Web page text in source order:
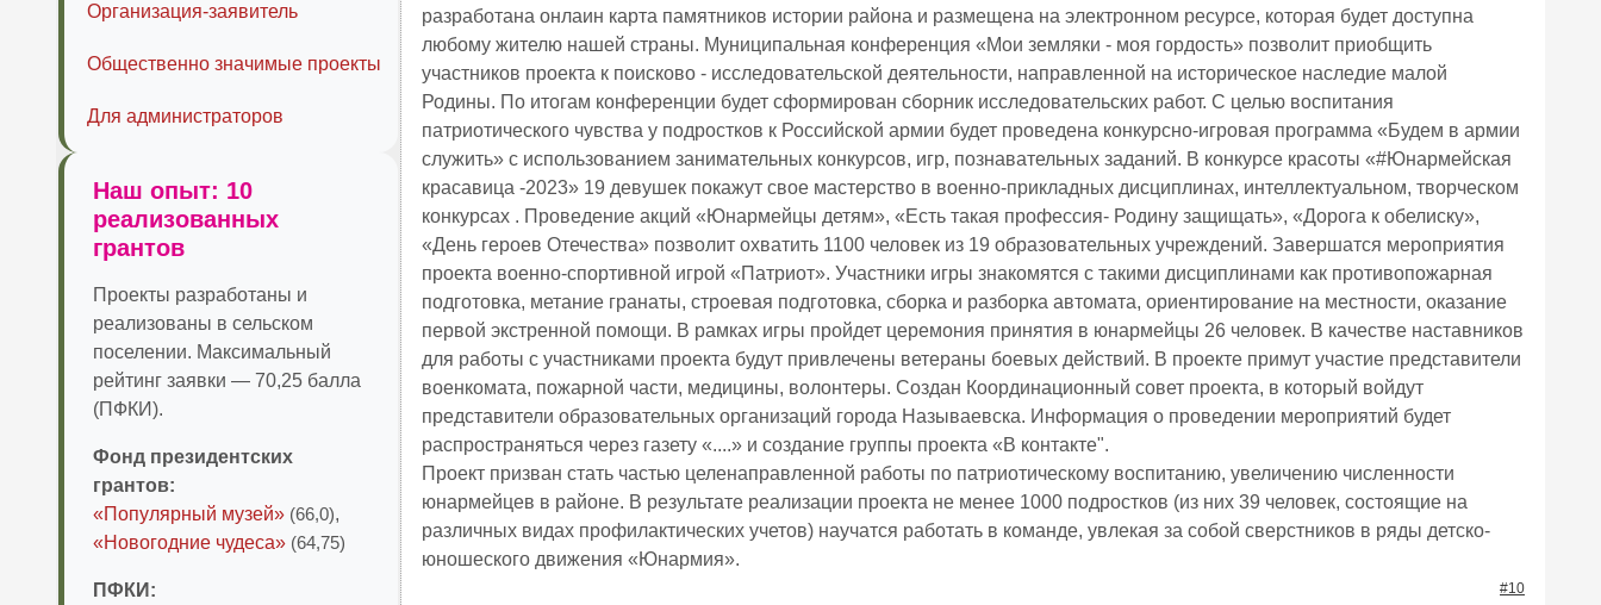
Организация-заявитель
Общественно значимые проекты
Для администраторов
Наш опыт: 10
реализованных
грантов
Проекты разработаны и
реализованы в сельском
поселении. Максимальный
рейтинг заявки — 70,25 балла
(ПФКИ).
Фонд президентских
грантов:
«Популярный музей» (66,0),
«Новогодние чудеса» (64,75)
ПФКИ:
разработана онлаин карта памятников истории района и размещена на электронном ресурсе, которая будет доступна
любому жителю нашей страны. Муниципальная конференция «Мои земляки - моя гордость» позволит приобщить
участников проекта к поисково - исследовательской деятельности, направленной на историческое наследие малой
Родины. По итогам конференции будет сформирован сборник исследовательских работ. С целью воспитания
патриотического чувства у подростков к Российской армии будет проведена конкурсно-игровая программа «Будем в армии
служить» с использованием занимательных конкурсов, игр, познавательных заданий. В конкурсе красоты «#Юнармейская
красавица -2023» 19 девушек покажут свое мастерство в военно-прикладных дисциплинах, интеллектуальном, творческом
конкурсах . Проведение акций «Юнармейцы детям», «Есть такая профессия- Родину защищать», «Дорога к обелиску»,
«День героев Отечества» позволит охватить 1100 человек из 19 образовательных учреждений. Завершатся мероприятия
проекта военно-спортивной игрой «Патриот». Участники игры знакомятся с такими дисциплинами как противопожарная
подготовка, метание гранаты, строевая подготовка, сборка и разборка автомата, ориентирование на местности, оказание
первой экстренной помощи. В рамках игры пройдет церемония принятия в юнармейцы 26 человек. В качестве наставников
для работы с участниками проекта будут привлечены ветераны боевых действий. В проекте примут участие представители
военкомата, пожарной части, медицины, волонтеры. Создан Координационный совет проекта, в который войдут
представители образовательных организаций города Называевска. Информация о проведении мероприятий будет
распространяться через газету «....» и создание группы проекта «В контакте".
Проект призван стать частью целенаправленной работы по патриотическому воспитанию, увеличению численности
юнармейцев в районе. В результате реализации проекта не менее 1000 подростков (из них 39 человек, состоящие на
различных видах профилактических учетов) научатся работать в команде, увлекая за собой сверстников в ряды детско-
юношеского движения «Юнармия».
#10